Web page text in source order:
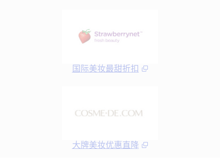
国际美妆最甜折扣
大牌美妆优惠直降